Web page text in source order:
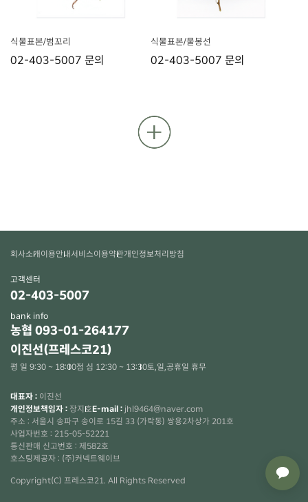
식물표본/범꼬리
02-403-5007 문의
식물표본/물봉선
02-403-5007 문의
회사소개이용안내서비스이용약관개인정보처리방침
고객센터
02-403-5007
bank info
농협 093-01-264177
이진선(프레스코21)
평 일 9:30 ~ 18:00점 심 12:30 ~ 13:30토,일,공휴일 휴무
대표자 : 이진선
개인정보책임자 : 장지호E-mail : jhl9464@naver.com
주소 : 서울시 송파구 송이로 15길 33 (가락동) 쌍용2차상가 201호
사업자번호 : 215-05-52221
통신판매 신고번호 : 제582호
호스팅제공자 : (주)커넥트웨이브
Copyright(C) 프레스코21. All Rights Reserved